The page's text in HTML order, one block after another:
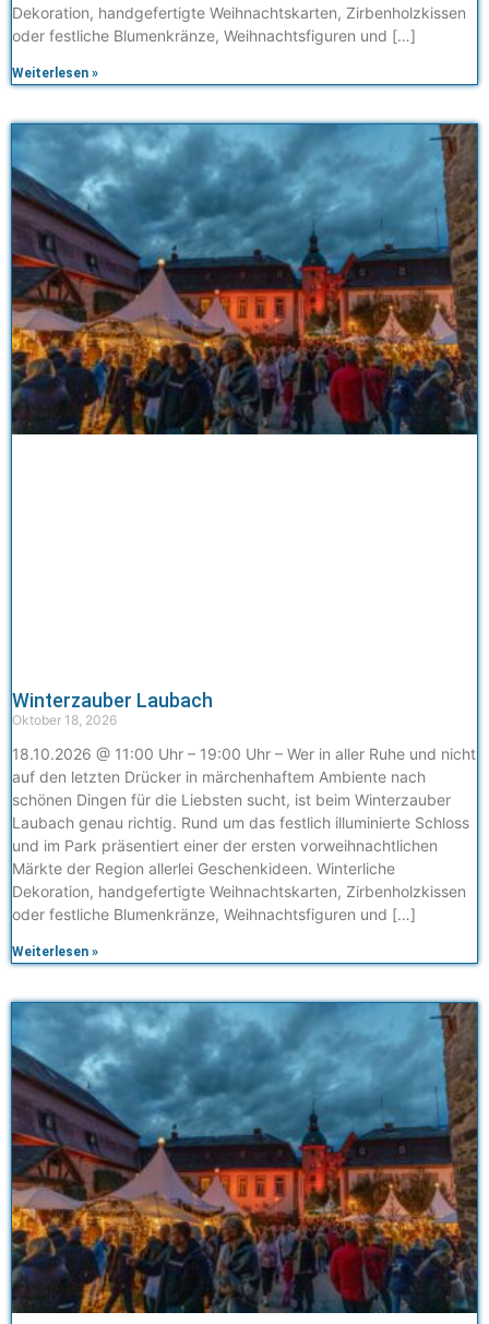
Dekoration, handgefertigte Weihnachtskarten, Zirbenholzkissen
oder festliche Blumenkränze, Weihnachtsfiguren und […]
Weiterlesen »
Winterzauber Laubach
Oktober 18, 2026
18.10.2026 @ 11:00 Uhr – 19:00 Uhr – Wer in aller Ruhe und nicht
auf den letzten Drücker in märchenhaftem Ambiente nach
schönen Dingen für die Liebsten sucht, ist beim Winterzauber
Laubach genau richtig. Rund um das festlich illuminierte Schloss
und im Park präsentiert einer der ersten vorweihnachtlichen
Märkte der Region allerlei Geschenkideen. Winterliche
Dekoration, handgefertigte Weihnachtskarten, Zirbenholzkissen
oder festliche Blumenkränze, Weihnachtsfiguren und […]
Weiterlesen »